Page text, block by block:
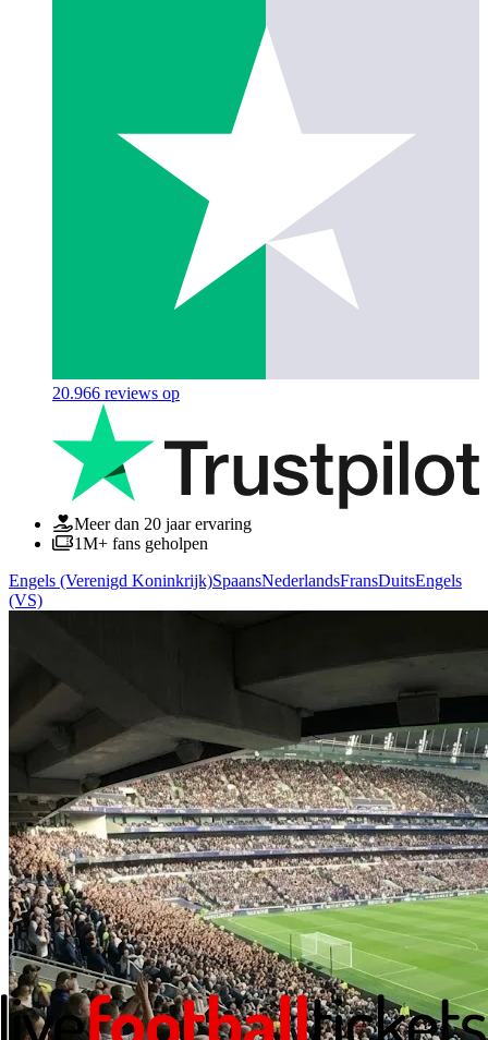
20.966 reviews op
Meer dan 20 jaar ervaring
1M+ fans geholpen
Engels (Verenigd Koninkrijk)SpaansNederlandsFransDuitsEngels
(VS)